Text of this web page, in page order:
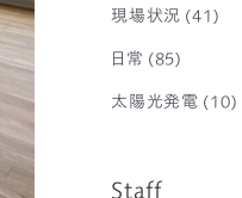
現場状況 (41)
日常 (85)
太陽光発電 (10)
Staff